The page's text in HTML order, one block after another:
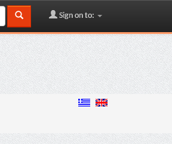
Sign on to: